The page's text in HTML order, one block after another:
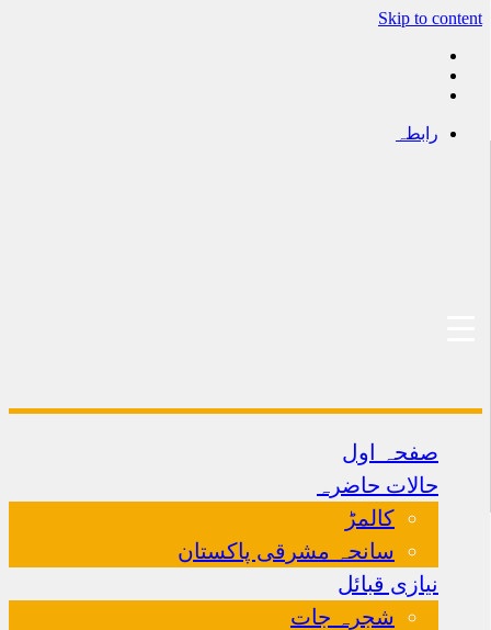
Skip to content
رابطہ
صفحہ اول
حالات حاضرہ
کالمڑ
سانحہ مشرقی پاکستان
نیازی قبائل
شجرہ جات